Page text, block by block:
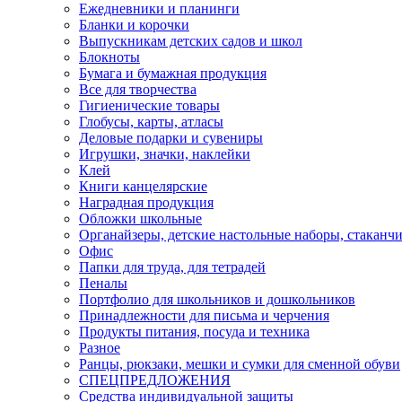
Ежедневники и планинги
Бланки и корочки
Выпускникам детских садов и школ
Блокноты
Бумага и бумажная продукция
Все для творчества
Гигиенические товары
Глобусы, карты, атласы
Деловые подарки и сувениры
Игрушки, значки, наклейки
Клей
Книги канцелярские
Наградная продукция
Обложки школьные
Органайзеры, детские настольные наборы,
Офис
Папки для труда, для тетрадей
Пеналы
Портфолио для школьников и дошкольников
Принадлежности для письма и черчения
Продукты питания, посуда и техника
Разное
Ранцы, рюкзаки, мешки и сумки для сменной обуви
СПЕЦПРЕДЛОЖЕНИЯ
Средства индивидуальной защиты